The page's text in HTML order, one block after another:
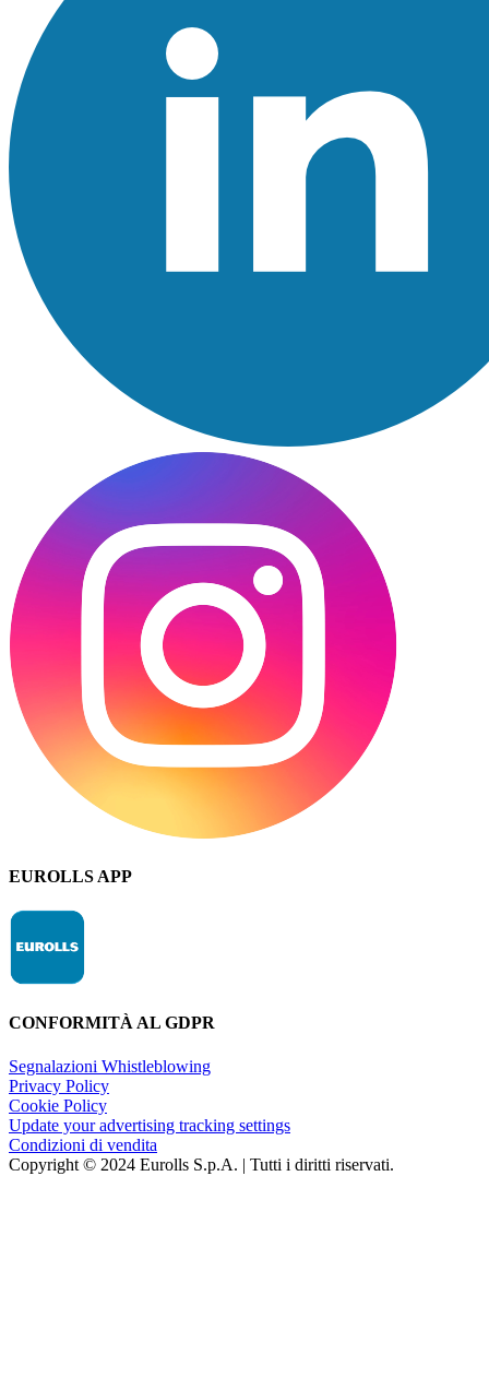
EUROLLS APP
CONFORMITÀ AL GDPR
Segnalazioni Whistleblowing
Privacy Policy
Cookie Policy
Update your advertising tracking settings
Condizioni di vendita
Copyright © 2024 Eurolls S.p.A. | Tutti i diritti riservati.